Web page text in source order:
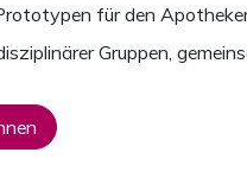
für den
Gruppen,